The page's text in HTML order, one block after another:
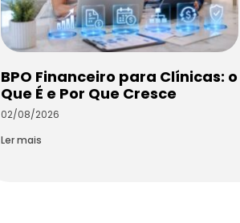
BPO Financeiro para Clínicas: o
Que É e Por Que Cresce
02/08/2026
Ler mais